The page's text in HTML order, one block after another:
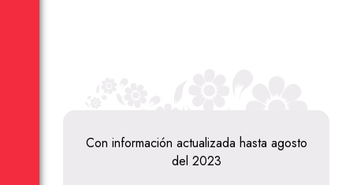
Con información actualizada hasta agosto
del 2023